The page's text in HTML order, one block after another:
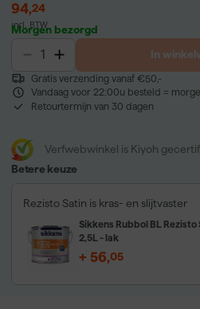
94,24
incl. BTW
Morgen bezorgd
In
Gratis verzending vanaf €50,-
Vandaag voor 22:00u besteld =
Retourtermijn van 30 dagen
Verfwebwinkel is Kiyoh
Betere keuze
Rezisto Satin is kras- en slijtvaster
Sikkens Rubbol BL
2,5L - lak
+ 56,05